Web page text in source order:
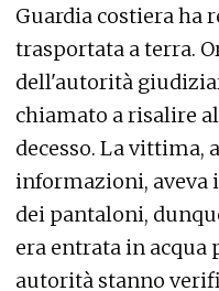
Guardia costiera ha
trasportata a terra.
dell'autorità
chiamato a risalire
decesso. La vittima,
informazioni, aveva
dei pantaloni,
era entrata in acqua
autorità stanno